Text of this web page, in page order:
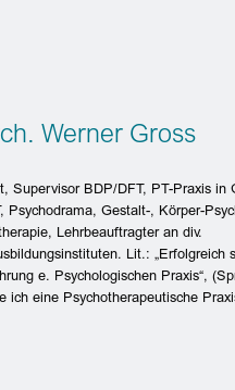
Werner Gross
Supervisor BDP/DFT, PT-Praxis in
Psychodrama, Gestalt-, Körper-
Lehrbeauftragter an div.
Lit.: „Erfolgreich
e. Psychologischen Praxis“,
ich eine Psychotherapeutische